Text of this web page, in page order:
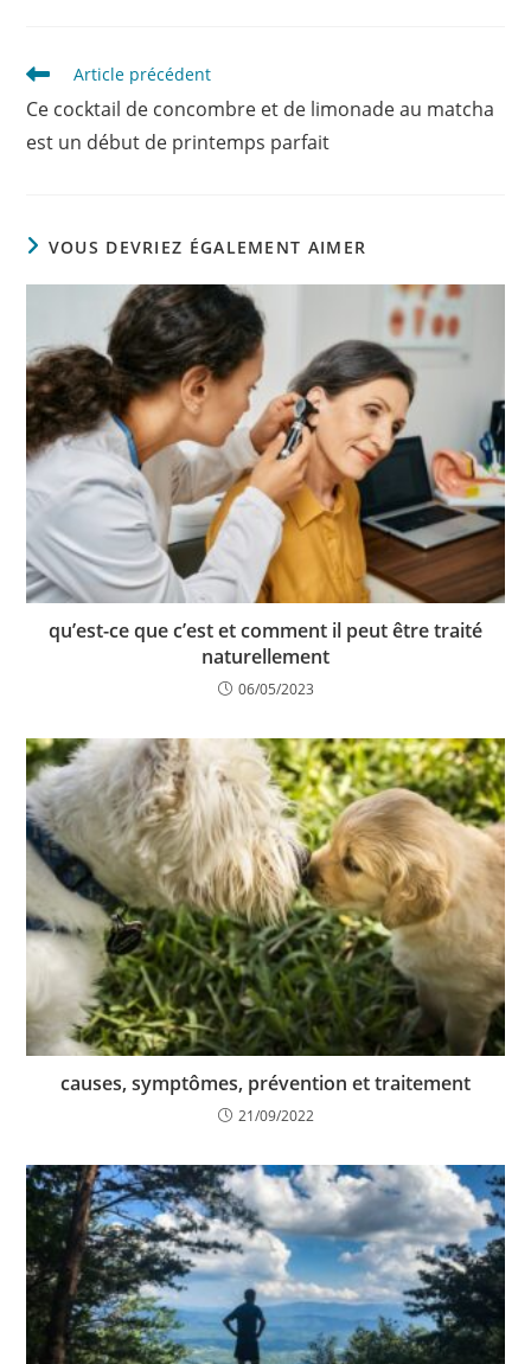
Read
articles
Article précédent
Ce cocktail de concombre et de limonade au matcha
est un début de printemps parfait
VOUS DEVRIEZ ÉGALEMENT AIMER
qu’est-ce que c’est et comment il peut être traité
naturellement
06/05/2023
causes, symptômes, prévention et traitement
21/09/2022